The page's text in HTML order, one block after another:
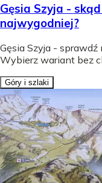
Gęsia Szyja -
najwygodniej?
Gęsia Szyja - sprawdź
Wybierz wariant bez
Góry i szlaki